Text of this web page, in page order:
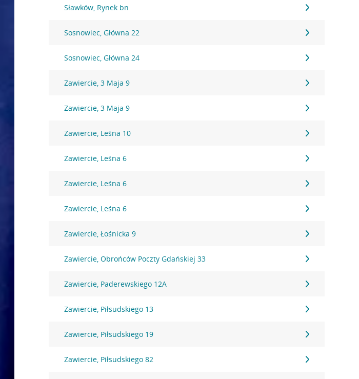
Sławków, Rynek bn
Sosnowiec, Główna 22
Sosnowiec, Główna 24
Zawiercie, 3 Maja 9
Zawiercie, 3 Maja 9
Zawiercie, Leśna 10
Zawiercie, Leśna 6
Zawiercie, Leśna 6
Zawiercie, Leśna 6
Zawiercie, Łośnicka 9
Zawiercie, Obrońców Poczty Gdańskiej 33
Zawiercie, Paderewskiego 12A
Zawiercie, Piłsudskiego 13
Zawiercie, Piłsudskiego 19
Zawiercie, Piłsudskiego 82